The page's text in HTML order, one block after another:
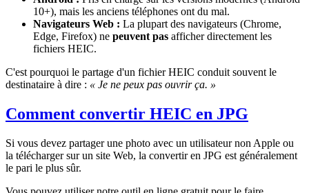
10+), mais les anciens téléphones ont du mal.
Navigateurs Web : La plupart des navigateurs (Chrome,
Edge, Firefox) ne peuvent pas afficher directement les
fichiers HEIC.
C'est pourquoi le partage d'un fichier HEIC conduit souvent le
destinataire à dire : « Je ne peux pas ouvrir ça. »
Comment convertir HEIC en JPG
Si vous devez partager une photo avec un utilisateur non Apple ou
la télécharger sur un site Web, la convertir en JPG est généralement
le pari le plus sûr.